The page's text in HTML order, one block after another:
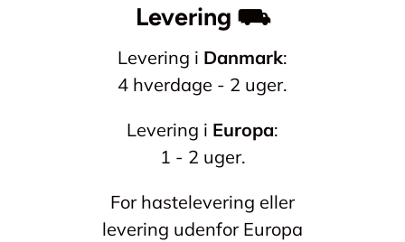
Levering ⛟
Levering i Danmark:
4 hverdage - 2 uger.
Levering i Europa:
1 - 2 uger.
For hastelevering eller
levering udenfor Europa